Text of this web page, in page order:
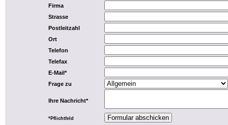
Firma
Strasse
Postleitzahl
Ort
Telefon
Telefax
E-Mail*
Frage zu
Ihre Nachricht*
*Pflichtfeld